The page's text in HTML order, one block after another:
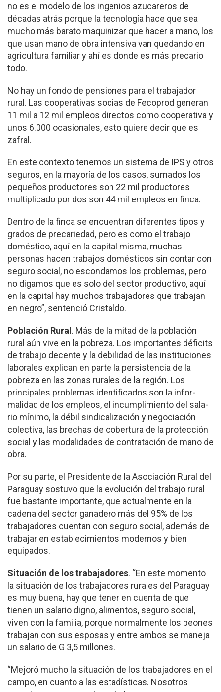
no es el modelo de los ingenios azucareros de
décadas atrás porque la tecnología hace que sea
mucho más barato maquinizar que hacer a mano, los
que usan mano de obra intensiva van quedando en
agricultura familiar y ahí es donde es más precario
todo.
No hay un fondo de pen­siones para el trabajador
rural. Las cooperativas so­cias de Fecoprod generan
11 mil a 12 mil empleos directos como cooperativa y
unos 6.000 ocasionales, esto quiere decir que es
zafral.
En este contexto tenemos un sistema de IPS y otros
seguros, en la mayoría de los casos, sumados los
pequeños productores son 22 mil productores
multiplicado por dos son 44 mil empleos en finca.
Dentro de la finca se en­cuentran diferentes tipos y
grados de precariedad, pero es como el traba­jo
doméstico, aquí en la capital misma, muchas
personas hacen trabajos domésticos sin contar con
seguro social, no esconda­mos los problemas, pero
no digamos que es solo del sector productivo, aquí
en la capital hay muchos trabajadores que trabajan
en negro”, sentenció Cris­taldo.
Población Rural . Más de la mitad de la po­blación
rural aún vive en la pobreza. Los importantes déficits
de trabajo decente y la debilidad de las ins­tituciones
laborales ex­plican en parte la persis­tencia de la
pobreza en las zonas rurales de la región. Los
principales problemas identificados son la infor­
malidad de los empleos, el incumplimiento del sala­
rio mínimo, la débil sin­dicalización y negociación
colectiva, las brechas de cobertura de la protección
social y las modalidades de contratación de mano de
obra.
Por su parte, el Presiden­te de la Asociación Rural del
Paraguay sostuvo que la evolución del trabajo rural
fue bastante impor­tante, que actualmente en la
cadena del sector ganadero más del 95% de los
trabajadores cuentan con seguro social, además de
trabajar en estableci­mientos modernos y bien
equipados.
Situación de los trabajadores. “En este momento
la si­tuación de los trabajado­res rurales del Paraguay
es muy buena, hay que tener en cuenta de que
tienen un salario digno, alimentos, seguro social,
viven con la familia, porque normal­mente los peones
trabajan con sus esposas y entre ambos se maneja
un sala­rio de G 3,5 millones.
“Mejoró mucho la situa­ción de los trabajadores en el
campo, en cuanto a las estadísticas. Nosotros